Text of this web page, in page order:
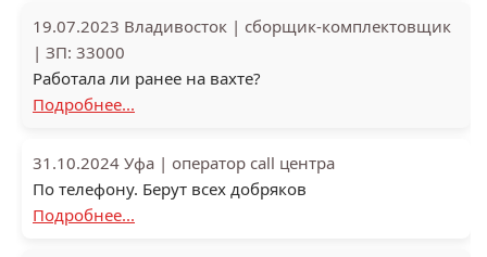
19.07.2023 Владивосток | сборщик-комплектовщик
| ЗП: 33000
Работала ли ранее на вахте?
Подробнее...
31.10.2024 Уфа | оператор call центра
По телефону. Берут всех добряков
Подробнее...